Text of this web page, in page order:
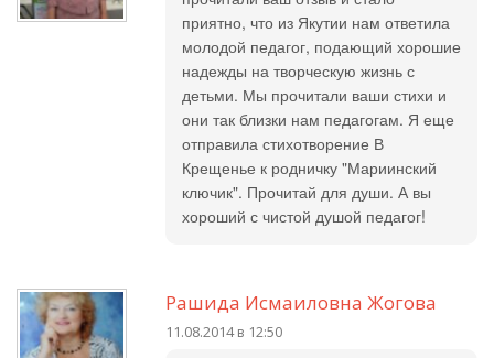
приятно, что из Якутии нам ответила
молодой педагог, подающий хорошие
надежды на творческую жизнь с
детьми. Мы прочитали ваши стихи и
они так близки нам педагогам. Я еще
отправила стихотворение В
Крещенье к родничку "Мариинский
ключик". Прочитай для души. А вы
хороший с чистой душой педагог!
Рашида Исмаиловна Жогова
11.08.2014 в 12:50